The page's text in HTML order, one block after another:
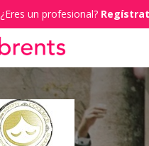
¿Eres un profesional?